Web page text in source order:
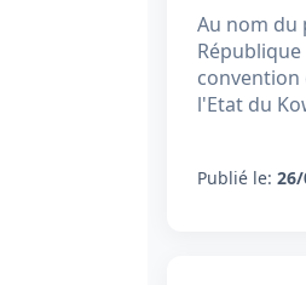
Au nom du
convention
l'Etat du
Publié le: